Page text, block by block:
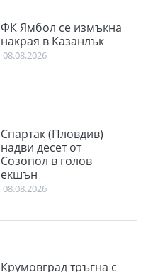
ФК Ямбол се измъкна
накрая в Казанлък
08.08.2026
Спартак (Пловдив)
надви десет от
Созопол в голов
екшън
08.08.2026
Крумовград тръгна с